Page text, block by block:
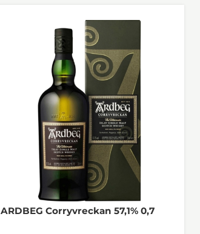
ARDBEG Corryvreckan 57,1% 0,7